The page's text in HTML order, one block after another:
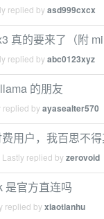
replied byasd999cxcx
真的要来了（附
replied byabc0123xyz
的朋友
replied byayasealter570
用户，我百思不
Lastly replied byzerovoid
是官方直连吗
replied byxiaotianhu